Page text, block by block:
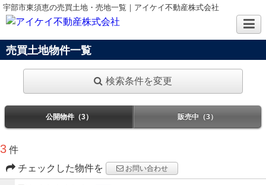
宇部市東須恵の売買土地・売地一覧｜アイケイ不動産株式会社
売買土地物件一覧
検索条件を変更
公開物件（3） 販売中（3）
3 件
チェックした物件を
お問い合わせ